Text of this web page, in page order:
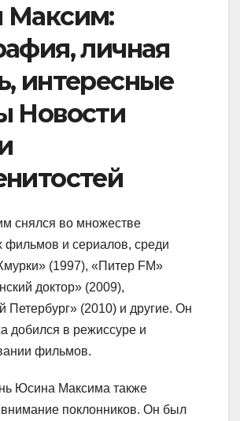
личная
интересные
Новости
снялся во множестве
фильмов и сериалов, среди
(1997), «Питер FM»
доктор» (2009),
Петербург» (2010) и другие. Он
добился в режиссуре и
фильмов.
Юсина Максима также
внимание поклонников. Он был